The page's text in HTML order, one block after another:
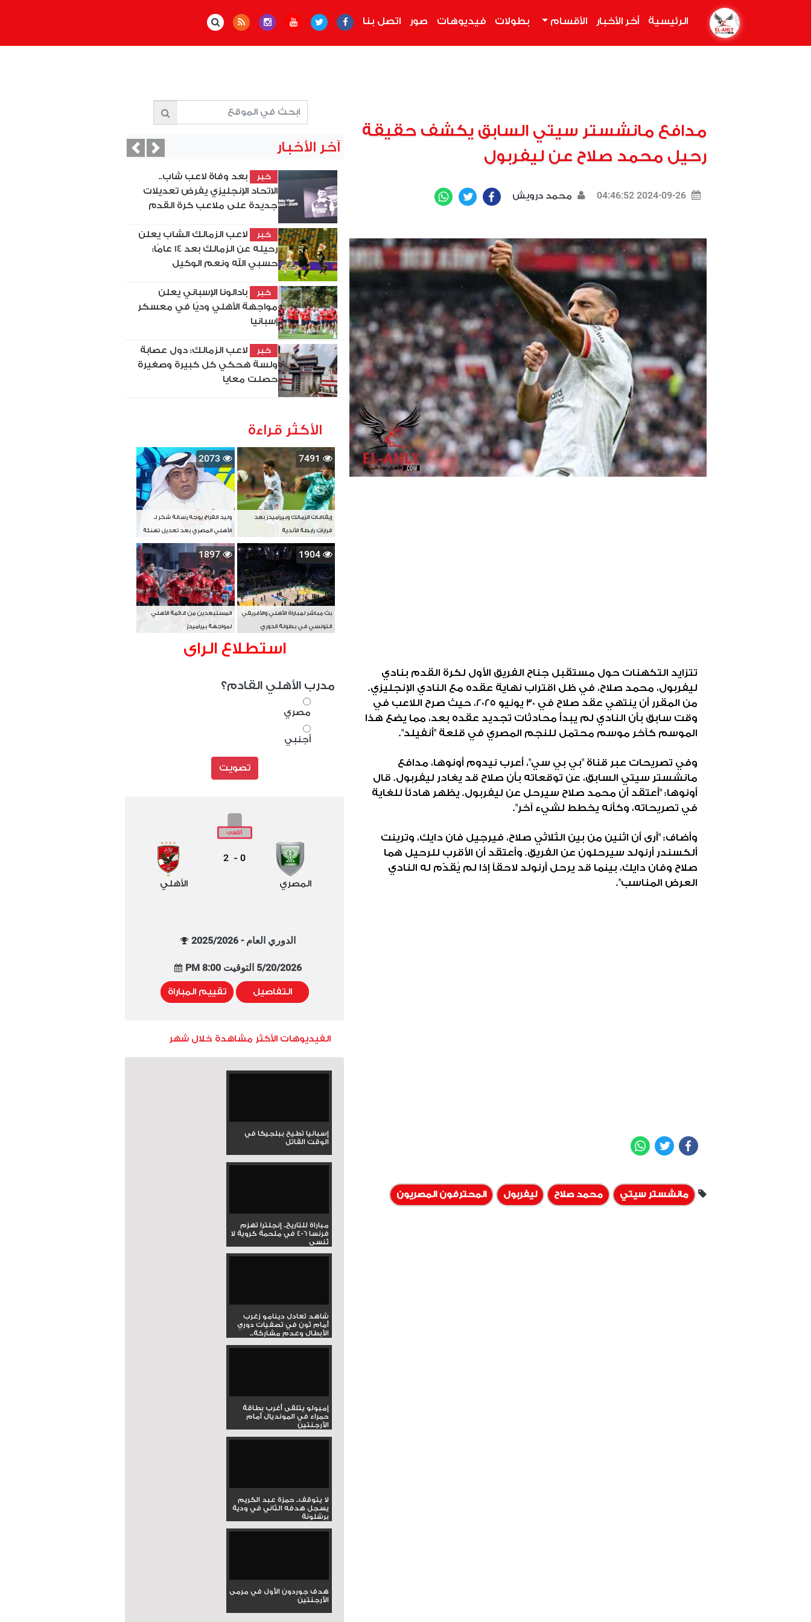
الرئيسية أخر الأخبار الأقسام بطولات فيديوهات صور اتصل بنا
مدافع مانشستر سيتي السابق يكشف حقيقة
رحيل محمد صلاح عن ليفربول
2024-09-26 04:46:52 محمد درويش Facebook
Twitter
تتزايد التكهنات حول مستقبل جناح الفريق الأول لكرة القدم بنادي
ليفربول، محمد صلاح، في ظل اقتراب نهاية عقده مع النادي الإنجليزي.
من المقرر أن ينتهي عقد صلاح في 30 يونيو 2025، حيث صرح اللاعب في
وقت سابق بأن النادي لم يبدأ محادثات تجديد عقده بعد، مما يضع هذا
الموسم كآخر موسم محتمل للنجم المصري في قلعة "أنفيلد".
وفي تصريحات عبر قناة "بي بي سي"، أعرب نيدوم أونوها، مدافع
مانشستر سيتي السابق، عن توقعاته بأن صلاح قد يغادر ليفربول. قال
أونوها: "أعتقد أن محمد صلاح سيرحل عن ليفربول. يظهر هادئاً للغاية
في تصريحاته، وكأنه يخطط لشيء آخر".
وأضاف: "أرى أن اثنين من بين الثلاثي صلاح، فيرجيل فان دايك، وترينت
ألكسندر أرنولد سيرحلون عن الفريق. وأعتقد أن الأقرب للرحيل هما
صلاح وفان دايك، بينما قد يرحل أرنولد لاحقاً إذا لم يُقدّم له النادي
العرض المناسب".
Facebook
Twitter
مانشستر سيتي محمد صلاح ليفربول المحترفون المصريون
آخر الأخبار
خبر
بعد وفاة لاعب شاب..
الاتحاد الإنجليزي يفرض تعديلات
جديدة على ملاعب كرة القدم
خبر
لاعب الزمالك الشاب يعلن
رحيله عن الزمالك بعد 14 عامًا:
حسبي الله ونعم الوكيل
خبر
بادالونا الإسباني يعلن
مواجهة الأهلي وديًا في معسكر
إسبانيا
خبر
لاعب الزمالك: دول عصابة
ولسة هحكي كل كبيرة وصغيرة
حصلت معايا
PreviousNext
الأكثر قراءة
7491
إيقافات الزمالك وبيراميدز بعد
قرارات رابطة الأندية
2073
وليد الفراج يوجه رسالة شكر لـ
الأهلي المصري بعد تعديل تهنئة
بطل آسيا
1904
بث مباشر لمباراة الأهلي والأفريقي
التونسي في بطولة الدوري
1897
المستبعدين من قائمة الأهلي
لمواجهة بيراميدز
استطلاع الراى
مدرب الأهلي القادم؟
مصري
أجنبي
تصويت
المصري
0
-
2
الأهلي
الدوري العام - 2025/2026
5/20/2026 التوقيت 8:00 PM
التفاصيل تقييم المباراة
الفيديوهات الأكثر مشاهدة خلال شهر
إسبانيا تطيح ببلجيكا في
الوقت القاتل
مباراة للتاريخ.. إنجلترا تهزم
فرنسا 6-4 في ملحمة كروية لا
تُنسى
شاهد تعادل دينامو زغرب
أمام ثون في تصفيات دوري
الأبطال وعدم مشاركة...
إمبولو يتلقى أغرب بطاقة
حمراء في المونديال أمام
الأرجنتين
لا يتوقف.. حمزة عبد الكريم
يسجل هدفه الثاني في ودية
برشلونة
هدف جوردون الأول في مرمى
الأرجنتين